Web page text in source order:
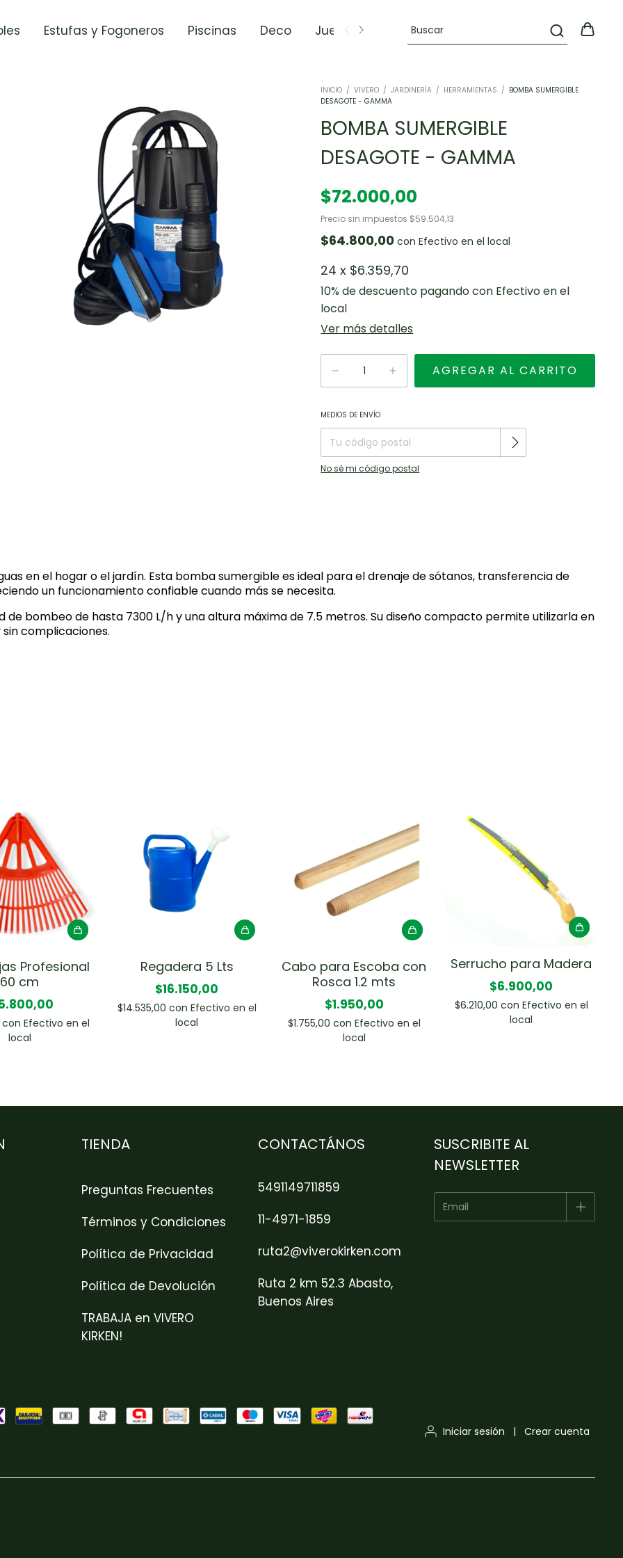
Estufas y Fogoneros Piscinas Deco Juegos OFERTAS
INICIO / VIVERO / JARDINERÍA / HERRAMIENTAS / BOMBA SUMERGIBLE
DESAGOTE - GAMMA
BOMBA SUMERGIBLE
DESAGOTE - GAMMA
$72.000,00
Precio sin impuestos $59.504,13
$64.800,00con Efectivo en el local
24 x $6.359,70
10% de descuento pagando con Efectivo en el
local
Ver más detalles
Entregas para el CP:
MEDIOS DE ENVÍO
No sé mi código postal
en el hogar o el jardín. Esta bomba sumergible es ideal para el drenaje de sótanos, transferencia de
un funcionamiento confiable cuando más se necesita.
de bombeo de hasta 7300 L/h y una altura máxima de 7.5 metros. Su diseño compacto permite utilizarla en
complicaciones.
Profesional
60 cm
con Efectivo en el
local
Regadera 5 Lts
$16.150,00
$14.535,00 con Efectivo en el
local
Cabo para Escoba con
Rosca 1.2 mts
$1.950,00
$1.755,00 con Efectivo en el
local
Serrucho para Madera
$6.900,00
$6.210,00 con Efectivo en el
local
TIENDA
Preguntas Frecuentes
Términos y Condiciones
Política de Privacidad
Política de Devolución
TRABAJA en VIVERO
KIRKEN!
CONTACTÁNOS
5491149711859
11-4971-1859
ruta2@viverokirken.com
Ruta 2 km 52.3 Abasto,
Buenos Aires
SUSCRIBITE AL
NEWSLETTER
Iniciar sesión | Crear cuenta